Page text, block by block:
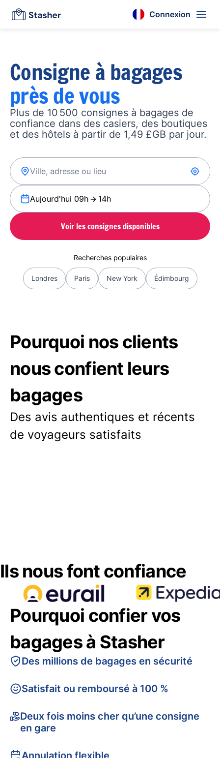
Connexion
Consigne à bagages
près de vous
Plus de 10 500 consignes à bagages de
confiance dans des casiers, des boutiques
et des hôtels à partir de 1,49 £GB par jour.
Aujourd'hui 09h 14h
Voir les consignes disponibles
Recherches populaires
Londres Paris New York Édimbourg
Pourquoi nos clients
nous confient leurs
bagages
Des avis authentiques et récents
de voyageurs satisfaits
Ils nous font confiance
Pourquoi confier vos
bagages à Stasher
Des millions de bagages en sécurité
Satisfait ou remboursé à 100 %
Deux fois moins cher qu’une consigne
en gare
Annulation flexible